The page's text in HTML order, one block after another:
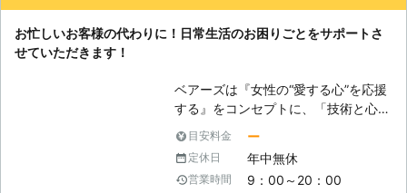
お忙しいお客様の代わりに！日常生活のお困りごとをサポートさ
せていただきます！
ベアーズは『女性の“愛する心”を応援
する』をコンセプトに、「技術と心の
向上に対する教育の徹底」と「感謝と
笑顔」という2つの“こだわり”を企業
理念に掲げ、常に“お客様感動度
120%”を目指しております。 家事代行
目安料金 ー
定休日 年中無休
営業時間 9：00～20：00